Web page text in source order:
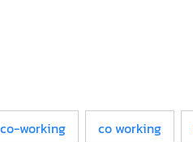
co-working co working